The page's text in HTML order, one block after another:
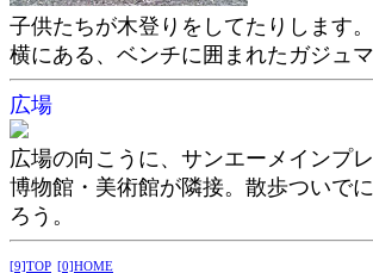
子供たちが木登りをしてたりします
横にある、ベンチに囲まれたガジュマ
広場
広場の向こうに、サンエーメインプ
博物館・美術館が隣接。散歩ついで
ろう。
[9]TOP [0]HOME